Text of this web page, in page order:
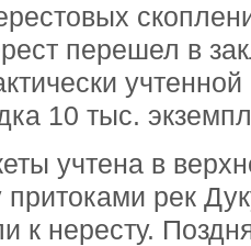
перешел в
учтенной
10 тыс.
учтена в
рек
к нересту.